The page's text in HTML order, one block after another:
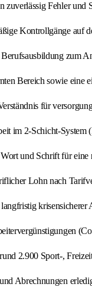
zuverlässig Fehler
Kontrollgänge auf
zum
Bereich sowie eine
für
im 2-Schicht-
und Schrift für eine
Lohn nach
2.900 Sport-,
Abrechnungen